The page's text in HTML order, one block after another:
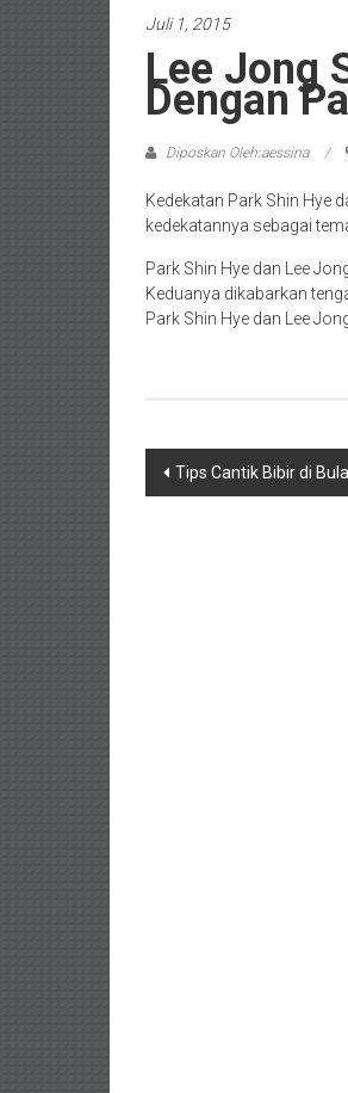
Juli 1, 2015
Lee Jong
Dengan
Diposkan Oleh:aessina
Kedekatan Park Shin Hye
kedekatannya sebagai
Park Shin Hye dan Lee
Keduanya dikabarkan
Park Shin Hye dan Lee
Navigasi
Tips Cantik Bibir di